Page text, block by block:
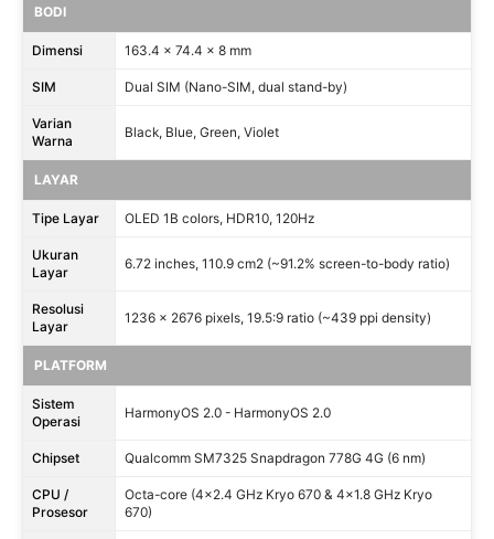
BODI
Dimensi 163.4 x 74.4 x 8 mm
SIM Dual SIM (Nano-SIM, dual stand-by)
Varian
Warna
Black, Blue, Green, Violet
LAYAR
Tipe Layar OLED 1B colors, HDR10, 120Hz
Ukuran
Layar
6.72 inches, 110.9 cm2 (~91.2% screen-to-body ratio)
Resolusi
Layar
1236 x 2676 pixels, 19.5:9 ratio (~439 ppi density)
PLATFORM
Sistem
Operasi
HarmonyOS 2.0 - HarmonyOS 2.0
Chipset Qualcomm SM7325 Snapdragon 778G 4G (6 nm)
CPU /
Prosesor
Octa-core (4x2.4 GHz Kryo 670 & 4x1.8 GHz Kryo
670)